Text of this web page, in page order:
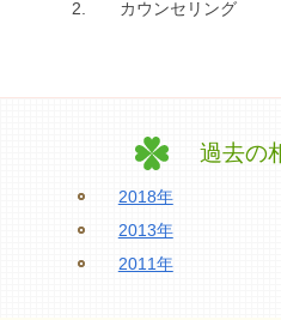
2.
カウンセリング
過去の
2018年
2013年
2011年